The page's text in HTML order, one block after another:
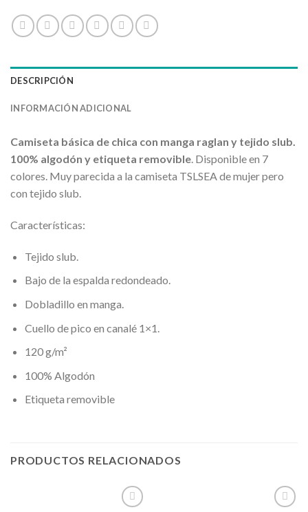
DESCRIPCIÓN
INFORMACIÓN ADICIONAL
Camiseta básica de chica con manga raglan y tejido slub.
100% algodón y etiqueta removible. Disponible en 7
colores. Muy parecida a la camiseta TSLSEA de mujer pero
con tejido slub.
Características:
Tejido slub.
Bajo de la espalda redondeado.
Dobladillo en manga.
Cuello de pico en canalé 1×1.
120 g/m²
100% Algodón
Etiqueta removible
PRODUCTOS RELACIONADOS